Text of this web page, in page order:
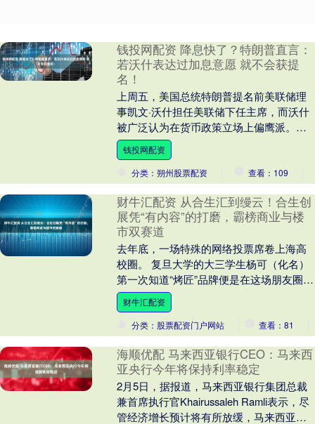
钱投网配资 降息快了？特朗普直言：
若沃什表达过加息意愿 就不会获提
名！
上周五，美国总统特朗普提名前美联储理
事凯文·沃什担任美联储下任主席，而沃什
被广泛认为在货币政策立场上偏鹰派。降
息预期降温引发全球大类资产短期剧烈重
新定价，美股承....
钱投网配资
分类：朔州股票配资
查看：109
财牛汇配资 从合生汇到缦云！合生创
展凭“有内容”的打磨，霸榜商业与楼
市双赛道
去年底，一场特殊的网络投票席卷上海高
校圈。 复旦大学的大三学生杨可（化名）
第一次知道“烤匠”品牌便是在这场朋友圈的
热潮中。 一条烤鱼引发的“团战” 彼时，川
渝烤....
财牛汇配资
分类：股票配资门户网站
查看：81
海顺优配 马来西亚银行CEO：马来西
亚央行今年将保持利率稳定
2月5日，据报道，马来西亚银行集团总裁
兼首席执行官Khairussaleh Ramli表示，尽
管经济增长预计将有所放缓，马来西亚中